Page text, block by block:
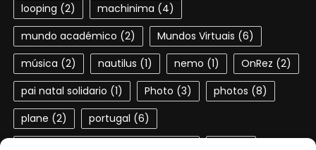
looping (2) machinima (4)
mundo académico (2) Mundos Virtuais (6)
música (2) nautilus (1) nemo (1) OnRez (2)
pai natal solidario (1) Photo (3) photos (8)
plane (2) portugal (6)